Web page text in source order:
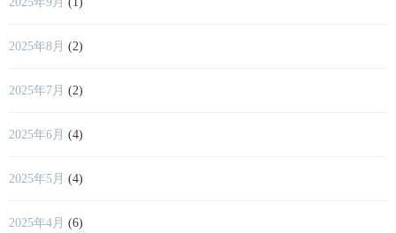
2025年8月 (2)
2025年7月 (2)
2025年6月 (4)
2025年5月 (4)
2025年4月 (6)